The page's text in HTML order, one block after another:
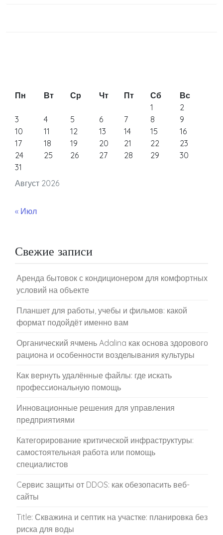
Август 2026
Пн Вт Ср Чт Пт Сб
Вс
1
2
3
4 5 6 7 8
9
10
11 12 13 14 15
16
17
18 19 20 21 22
23
24
25 26 27 28 29
30
31
« Июл
Свежие записи
Аренда бытовок с кондиционером для комфортных
условий на объекте
Планшет для работы, учебы и фильмов: какой
формат подойдёт именно вам
Органический ячмень Adalina как основа здорового
рациона и особенности возделывания культуры
Как вернуть удалённые файлы: где искать
профессиональную помощь
Инновационные решения для управления
предприятиями
Категорирование критической инфраструктуры:
самостоятельная работа или помощь
специалистов
Cервис защиты от DDOS: как обезопасить веб-
сайты
Title: Скважина и септик на участке: планировка без
риска для воды